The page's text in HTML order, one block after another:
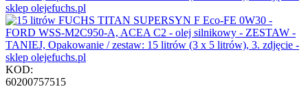
KOD:
60200757515